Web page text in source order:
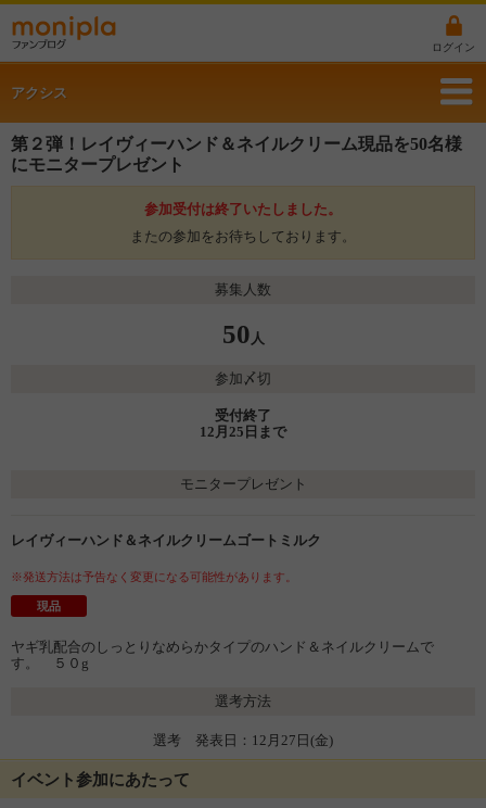
ログイン
アクシス
第２弾！レイヴィーハンド＆ネイルクリーム現品を50名様
にモニタープレゼント
参加受付は終了いたしました。
またの参加をお待ちしております。
募集人数
50 人
参加〆切
受付終了
12月25日まで
モニタープレゼント
レイヴィーハンド＆ネイルクリームゴートミルク
※発送方法は予告なく変更になる可能性があります。
現品
ヤギ乳配合のしっとりなめらかタイプのハンド＆ネイルクリームで
す。 ５０g
選考方法
選考 発表日：12月27日(金)
イベント参加にあたって